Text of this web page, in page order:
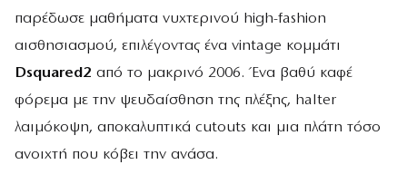
παρέδωσε μαθήματα νυχτερινού high-fashion
αισθησιασμού, επιλέγοντας ένα vintage κομμάτι
Dsquared2 από το μακρινό 2006. Ένα βαθύ καφέ
φόρεμα με την ψευδαίσθηση της πλέξης, halter
λαιμόκοψη, αποκαλυπτικά cutouts και μια πλάτη τόσο
ανοιχτή που κόβει την ανάσα.